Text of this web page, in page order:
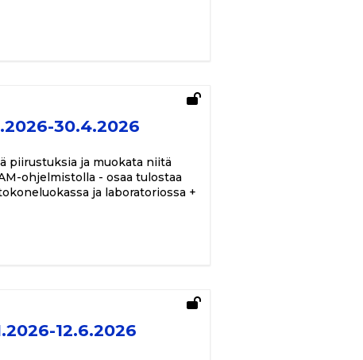
30.4.2026
piirustuksia ja muokata niitä
ohjelmistolla - osaa tulostaa
ja laboratoriossa +
12.6.2026